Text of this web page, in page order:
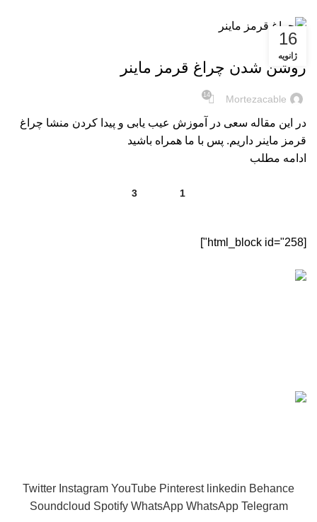
16
ژانویه
آموزش ها
روشن شدن چراغ قرمز ماینر
Mortezacable
14
در این مقاله سعی در آموزش عیب یابی و پیدا کردن منشا چراغ
قرمز ماینر داریم. پس با ما همراه باشید
ادامه مطلب
1
3
[html_block id="258"]
Twitter Instagram YouTube Pinterest linkedin Behance
Soundcloud Spotify WhatsApp WhatsApp Telegram